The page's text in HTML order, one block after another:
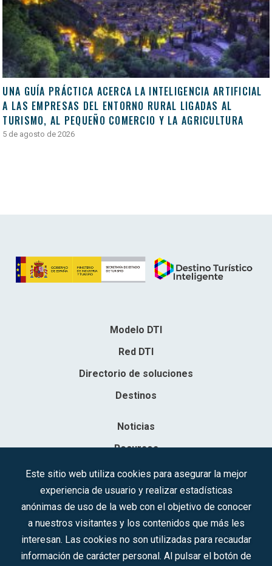
UNA GUÍA PRÁCTICA ACERCA LA INTELIGENCIA ARTIFICIAL
A LAS EMPRESAS DEL ENTORNO RURAL LIGADAS AL
TURISMO, AL PEQUEÑO COMERCIO Y LA AGRICULTURA
5 de agosto de 2026
Modelo DTI
Red DTI
Directorio de soluciones
Destinos
Noticias
Recursos
Contacto
Sociedad Mercantil Estatal para la Gestión de la Innovación y las
Este sitio web utiliza cookies para asegurar la mejor
experiencia de usuario y realizar estadísticas
anónimas de uso de la web con el objetivo de conocer
a nuestros visitantes y los contenidos que más les
interesan. Las cookies no son utilizadas para recaudar
información de carácter personal. Al pulsar el botón de